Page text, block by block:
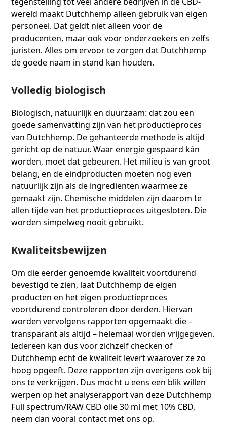
wereld maakt Dutchhemp alleen gebruik van eigen
personeel. Dat geldt niet alleen voor de
producenten, maar ook voor onderzoekers en zelfs
juristen. Alles om ervoor te zorgen dat Dutchhemp
de goede naam in stand kan houden.
Volledig biologisch
Biologisch, natuurlijk en duurzaam: dat zou een
goede samenvatting zijn van het productieproces
van Dutchhemp. De gehanteerde methode is altijd
gericht op de natuur. Waar energie gespaard kán
worden, moet dat gebeuren. Het milieu is van groot
belang, en de eindproducten moeten nog even
natuurlijk zijn als de ingrediënten waarmee ze
gemaakt zijn. Chemische middelen zijn daarom te
allen tijde van het productieproces uitgesloten. Die
worden simpelweg nooit gebruikt.
Kwaliteitsbewijzen
Om die eerder genoemde kwaliteit voortdurend
bevestigd te zien, laat Dutchhemp de eigen
producten en het eigen productieproces
voortdurend controleren door derden. Hiervan
worden vervolgens rapporten opgemaakt die –
transparant als altijd – helemaal worden vrijgegeven.
Iedereen kan dus voor zichzelf checken of
Dutchhemp echt de kwaliteit levert waarover ze zo
hoog opgeeft. Deze rapporten zijn overigens ook bij
ons te verkrijgen. Dus mocht u eens een blik willen
werpen op het analyserapport van deze Dutchhemp
Full spectrum/RAW CBD olie 30 ml met 10% CBD,
neem dan vooral contact met ons op.